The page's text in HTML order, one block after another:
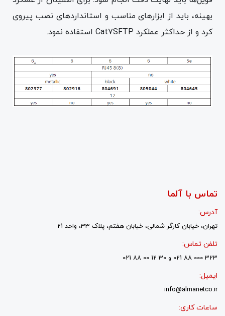
بهینه، باید از ابزارهای مناسب و استانداردهای نصب پیروی
کرد و از حداکثر عملکرد Cat7SFTP استفاده نمود.
تماس با آلما
آدرس:
تهران، خیابان کارگر شمالی، خیابان هفتم، پلاک 33، واحد 21
تلفن تماس:
323 000 88 021 و 30 12 00 88 021
ایمیل:
info@almanetco.ir
ساعات کاری: